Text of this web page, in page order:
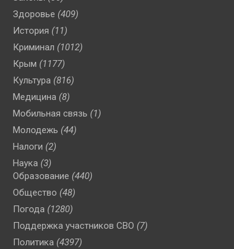
Здоровье (409)
История (11)
Криминал (1012)
Крым (1177)
Культура (816)
Медицина (8)
Мобильная связь (1)
Молодежь (44)
Налоги (2)
Наука (3)
Образование (440)
Общество (48)
Погода (1280)
Поддержка участников СВО (7)
Политика (4397)